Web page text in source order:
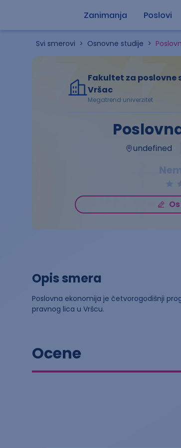
Zanimanja Poslovi
Svi smerovi > Osnovne studije >
undefined
Fakultet za
Vršac
Megatrend univerzitet
Opis smera
Poslovna ekonomija je četvorogodišnji
pravnog lica u Vršcu.
Ocene